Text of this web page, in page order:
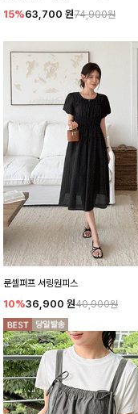
15%63,700 원74,900원
룬셀퍼프 셔링원피스
10%36,900 원40,900원